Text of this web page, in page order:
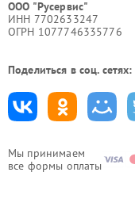
Мы принимаем
все формы оплаты
ООО "Русервис"
ИНН 7702633247
ОГРН 1077746335776
Поделиться в соц. сетях: